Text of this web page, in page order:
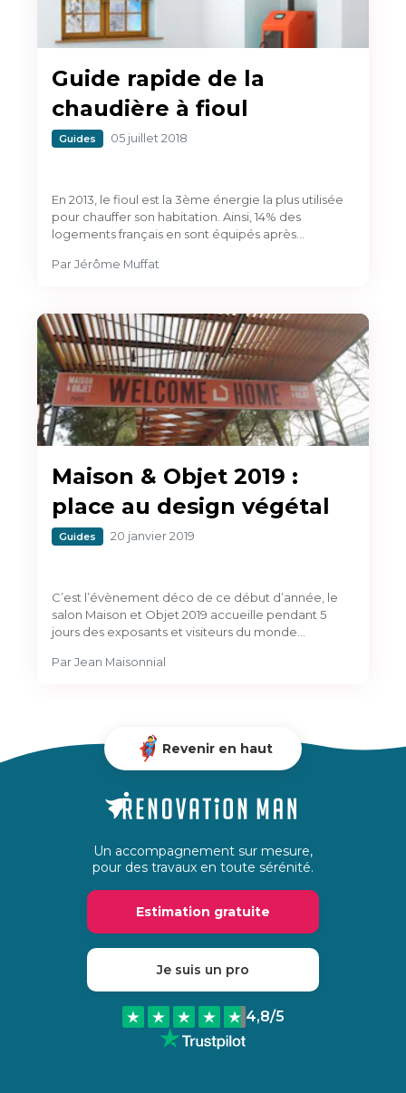
Guide rapide de la
chaudière à fioul
Guides 05 juillet 2018
En 2013, le fioul est la 3ème énergie la plus utilisée
pour chauffer son habitation. Ainsi, 14% des
logements français en sont équipés après…
Par Jérôme Muffat
Maison & Objet 2019 :
place au design végétal
Guides 20 janvier 2019
C’est l’évènement déco de ce début d’année, le
salon Maison et Objet 2019 accueille pendant 5
jours des exposants et visiteurs du monde…
Par Jean Maisonnial
Revenir en haut
Un accompagnement sur mesure,
pour des travaux en toute sérénité.
Estimation gratuite
Je suis un pro
4,8/5